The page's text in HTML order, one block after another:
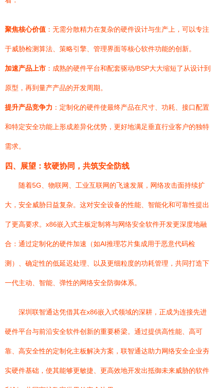
聚焦核心价值 ：无需分散精力在复杂的硬件设计与生产上，可以专注
于威胁检测算法、策略引擎、管理界面等核心软件功能的创新。
加速产品上市 ：成熟的硬件平台和配套驱动/BSP大大缩短了从设计到
原型，再到量产产品的开发周期。
提升产品竞争力 ：定制化的硬件使最终产品在尺寸、功耗、接口配置
和特定安全功能上形成差异化优势，更好地满足垂直行业客户的独特
需求。
四、展望：软硬协同，共筑安全防线
随着5G、物联网、工业互联网的飞速发展，网络攻击面持续扩
大，安全威胁日益复杂。这对安全设备的性能、智能化和可靠性提出
了更高要求。x86嵌入式主板定制将与网络安全软件开发更深度地融
合：通过定制化的硬件加速（如AI推理芯片集成用于恶意代码检
测）、确定性的低延迟处理、以及更细粒度的功耗管理，共同打造下
一代主动、智能、弹性的网络安全防御体系。
深圳联智通达凭借其在x86嵌入式领域的深耕，正成为连接先进
硬件平台与前沿安全软件创新的重要桥梁。通过提供高性能、高可
靠、高安全性的定制化主板解决方案，联智通达助力网络安全企业夯
实硬件基础，使其能够更敏捷、更高效地开发出抵御未来威胁的软件